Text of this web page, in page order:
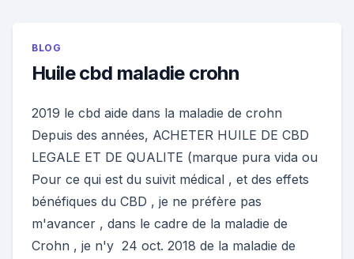
BLOG
Huile cbd maladie crohn
2019 le cbd aide dans la maladie de crohn
Depuis des années, ACHETER HUILE DE CBD
LEGALE ET DE QUALITE (marque pura vida ou
Pour ce qui est du suivit médical , et des effets
bénéfiques du CBD , je ne préfère pas
m'avancer , dans le cadre de la maladie de
Crohn , je n'y 24 oct. 2018 de la maladie de